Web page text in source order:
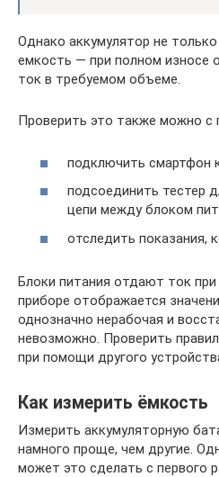
Однако аккумулятор не
емкость — при полном износе
ток в требуемом объеме.
Проверить это также можно с
подключить смартфон
подсоединить тестер
цепи между блоком
отследить показания,
Блоки питания отдают ток при
приборе отображается
однозначно нерабочая и
невозможно. Проверить
при помощи другого
Как измерить ёмкость
Измерить аккумуляторную
намного проще, чем другие.
может это сделать с первого